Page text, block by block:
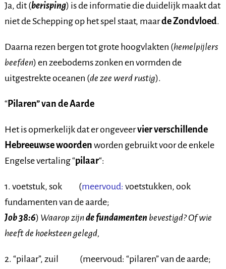
Ja, dit (berisping) is de informatie die duidelijk maakt dat
niet de Schepping op het spel staat, maarde Zondvloed.
Daarna rezen bergen tot grote hoogvlakten (hemelpijlers
beefden) en zeebodems zonken en vormden de
uitgestrekte oceanen (de zee werd rustig).
“Pilaren” van de Aarde
Het is opmerkelijk dat er ongeveervier verschillende
Hebreeuwse woorden worden gebruikt voor de enkele
Engelse vertaling “pilaar“:
1. voetstuk, sok (meervoud: voetstukken, ook
fundamenten van de aarde;
Job 38:6) Waarop zijnde fundamenten bevestigd? Of wie
heeft de hoeksteen gelegd,
2. “pilaar”, zuil (meervoud: “pilaren” van de aarde;